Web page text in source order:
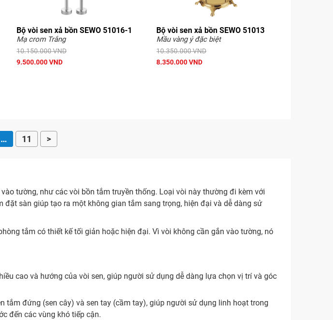
Bộ vòi sen xả bồn SEWO 51016-1
Mạ crom Trắng
10.150.000 VND
9.500.000 VND
Bộ vòi sen xả bồn SEWO 51013
Mầu vàng ý đặc biệt
10.350.000 VND
8.350.000 VND
… 11 >
tường, như các vòi bồn tắm truyền thống. Loại vòi này thường đi kèm với
sàn giúp tạo ra một không gian tắm sang trọng, hiện đại và dễ dàng sử
tắm có thiết kế tối giản hoặc hiện đại. Vì vòi không cần gắn vào tường, nó
cao và hướng của vòi sen, giúp người sử dụng dễ dàng lựa chọn vị trí và góc
tắm đứng (sen cây) và sen tay (cầm tay), giúp người sử dụng linh hoạt trong
đến các vùng khó tiếp cận.